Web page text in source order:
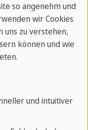
so angenehm und
wir Cookies
uns zu verstehen,
können und wie
und intuitiver